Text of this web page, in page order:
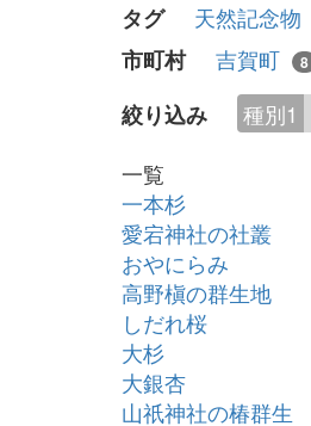
タグ 天然記念物
市町村 吉賀町 8
絞り込み 種別1
一覧
一本杉
愛宕神社の社叢
おやにらみ
高野槇の群生地
しだれ桜
大杉
大銀杏
山祇神社の椿群生